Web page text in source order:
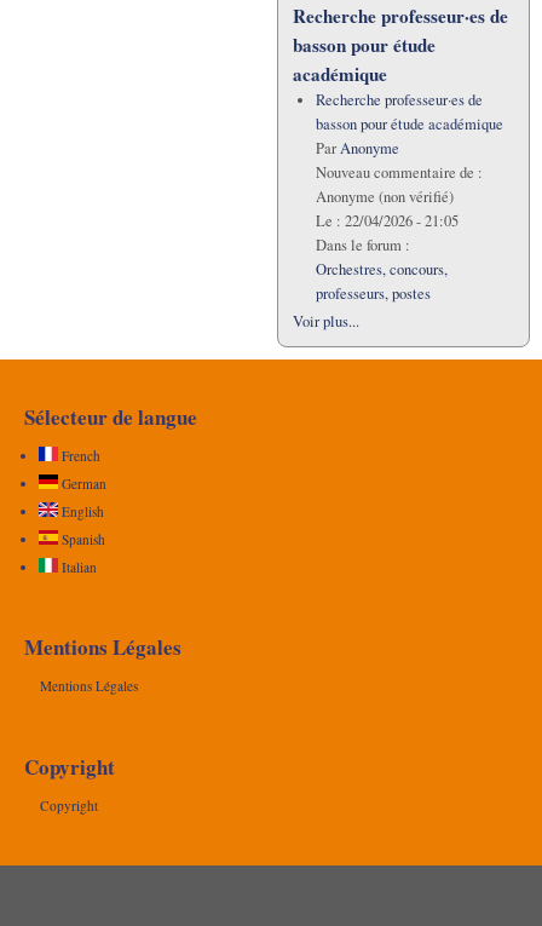
Recherche professeur·es de
basson pour étude
académique
Recherche professeur·es de
basson pour étude académique
ParAnonyme
Nouveau commentaire de :
Anonyme (non vérifié)
Le : 22/04/2026 - 21:05
Dans le forum :
Orchestres, concours,
professeurs, postes
Voir plus...
Sélecteur de langue
French
German
English
Spanish
Italian
Mentions Légales
Mentions Légales
Copyright
Copyright